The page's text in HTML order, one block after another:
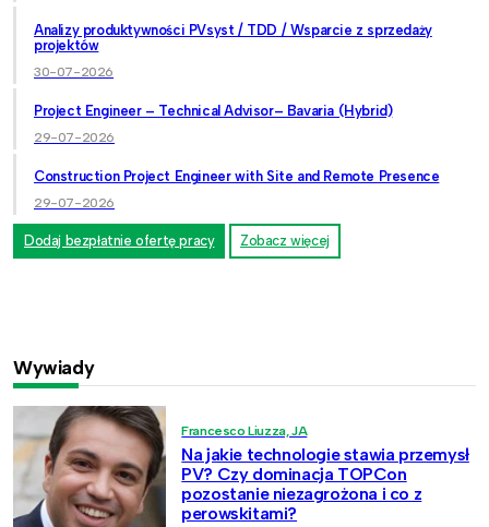
Analizy produktywności PVsyst / TDD / Wsparcie z sprzedaży
projektów
30-07-2026
Project Engineer – Technical Advisor– Bavaria (Hybrid)
29-07-2026
Construction Project Engineer with Site and Remote Presence
29-07-2026
Dodaj bezpłatnie ofertę pracy Zobacz więcej
Wywiady
Francesco Liuzza, JA
Na jakie technologie stawia przemysł
PV? Czy dominacja TOPCon
pozostanie niezagrożona i co z
perowskitami?